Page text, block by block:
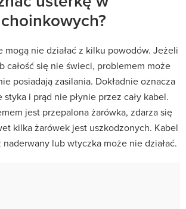
mogą nie działać z kilku powodów. Jeżeli
całość się nie świeci, problemem może
posiadają zasilania. Dokładnie oznacza
i prąd nie płynie przez cały kabel.
jest przepalona żarówka, zdarza się
kilka żarówek jest uszkodzonych. Kabel
lub wtyczka może nie działać.